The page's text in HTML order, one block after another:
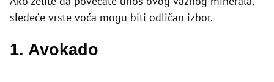
sledeće vrste voća mogu biti odličan izbor.
1. Avokado